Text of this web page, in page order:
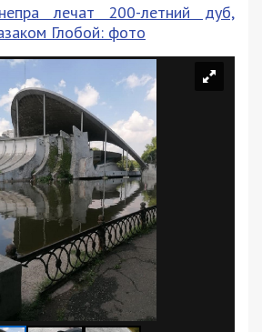
лечат 200-летний дуб,
Глобой: фото